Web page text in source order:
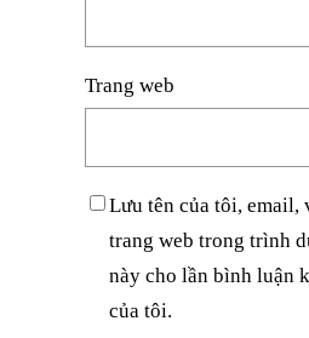
Trang web
Lưu tên của tôi, email,
trang web trong trình
này cho lần bình luận
của tôi.